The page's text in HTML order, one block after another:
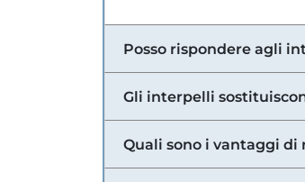
Posso rispondere agli
Gli interpelli
Quali sono i vantaggi